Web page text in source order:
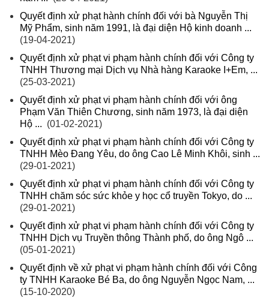
Quyết định xử phạt hành chính đối với bà Nguyễn Thị
Mỹ Phẩm, sinh năm 1991, là đại diện Hộ kinh doanh ...
(19-04-2021)
Quyết định xử phạt vi phạm hành chính đối với Công ty
TNHH Thương mại Dịch vụ Nhà hàng Karaoke I+Em, ...
(25-03-2021)
Quyết định xử phạt vi phạm hành chính đối với ông
Phạm Văn Thiên Chương, sinh năm 1973, là đại diện
Hộ ... (01-02-2021)
Quyết định xử phạt vi phạm hành chính đối với Công ty
TNHH Mèo Đang Yêu, do ông Cao Lê Minh Khôi, sinh ...
(29-01-2021)
Quyết định xử phạt vi phạm hành chính đối với Công ty
TNHH chăm sóc sức khỏe y học cổ truyền Tokyo, do ...
(29-01-2021)
Quyết định xử phạt vi phạm hành chính đối với Công ty
TNHH Dịch vụ Truyền thông Thành phố, do ông Ngô ...
(05-01-2021)
Quyết định về xử phạt vi phạm hành chính đối với Công
ty TNHH Karaoke Bé Ba, do ông Nguyễn Ngọc Nam, ...
(15-10-2020)